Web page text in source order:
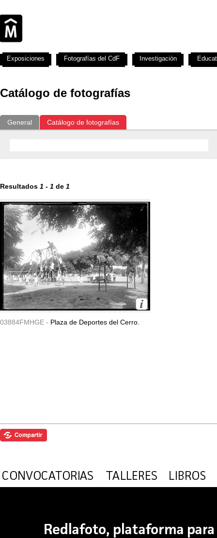
Catálogo de fotografías
General Catálogo de fotografías
Resultados 1 - 1 de 1
03884FMHGE - Plaza de Deportes del Cerro.
Exposiciones Fotografías del CdF Investigación